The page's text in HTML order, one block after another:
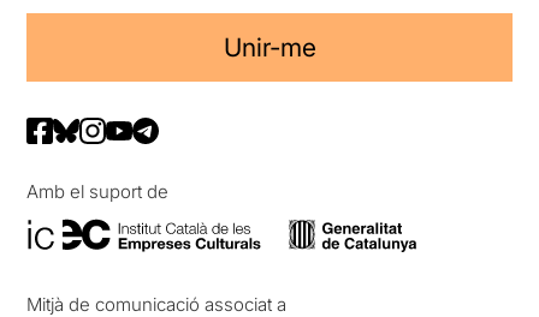
Unir-me
Amb el suport de
Mitjà de comunicació associat a